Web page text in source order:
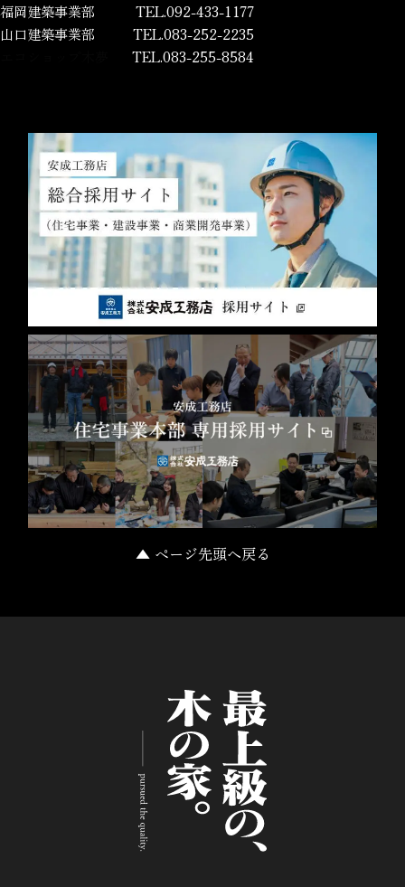
福岡建築事業部
TEL.092-433-1177
山口建築事業部
TEL.083-252-2235
TEL.083-255-8584
▲ ページ先頭へ戻る